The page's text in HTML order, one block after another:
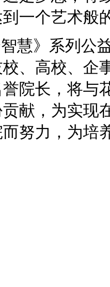
一个艺术般
智慧》系列公
、高校、企
院长，将与
献，为实现
努力，为培